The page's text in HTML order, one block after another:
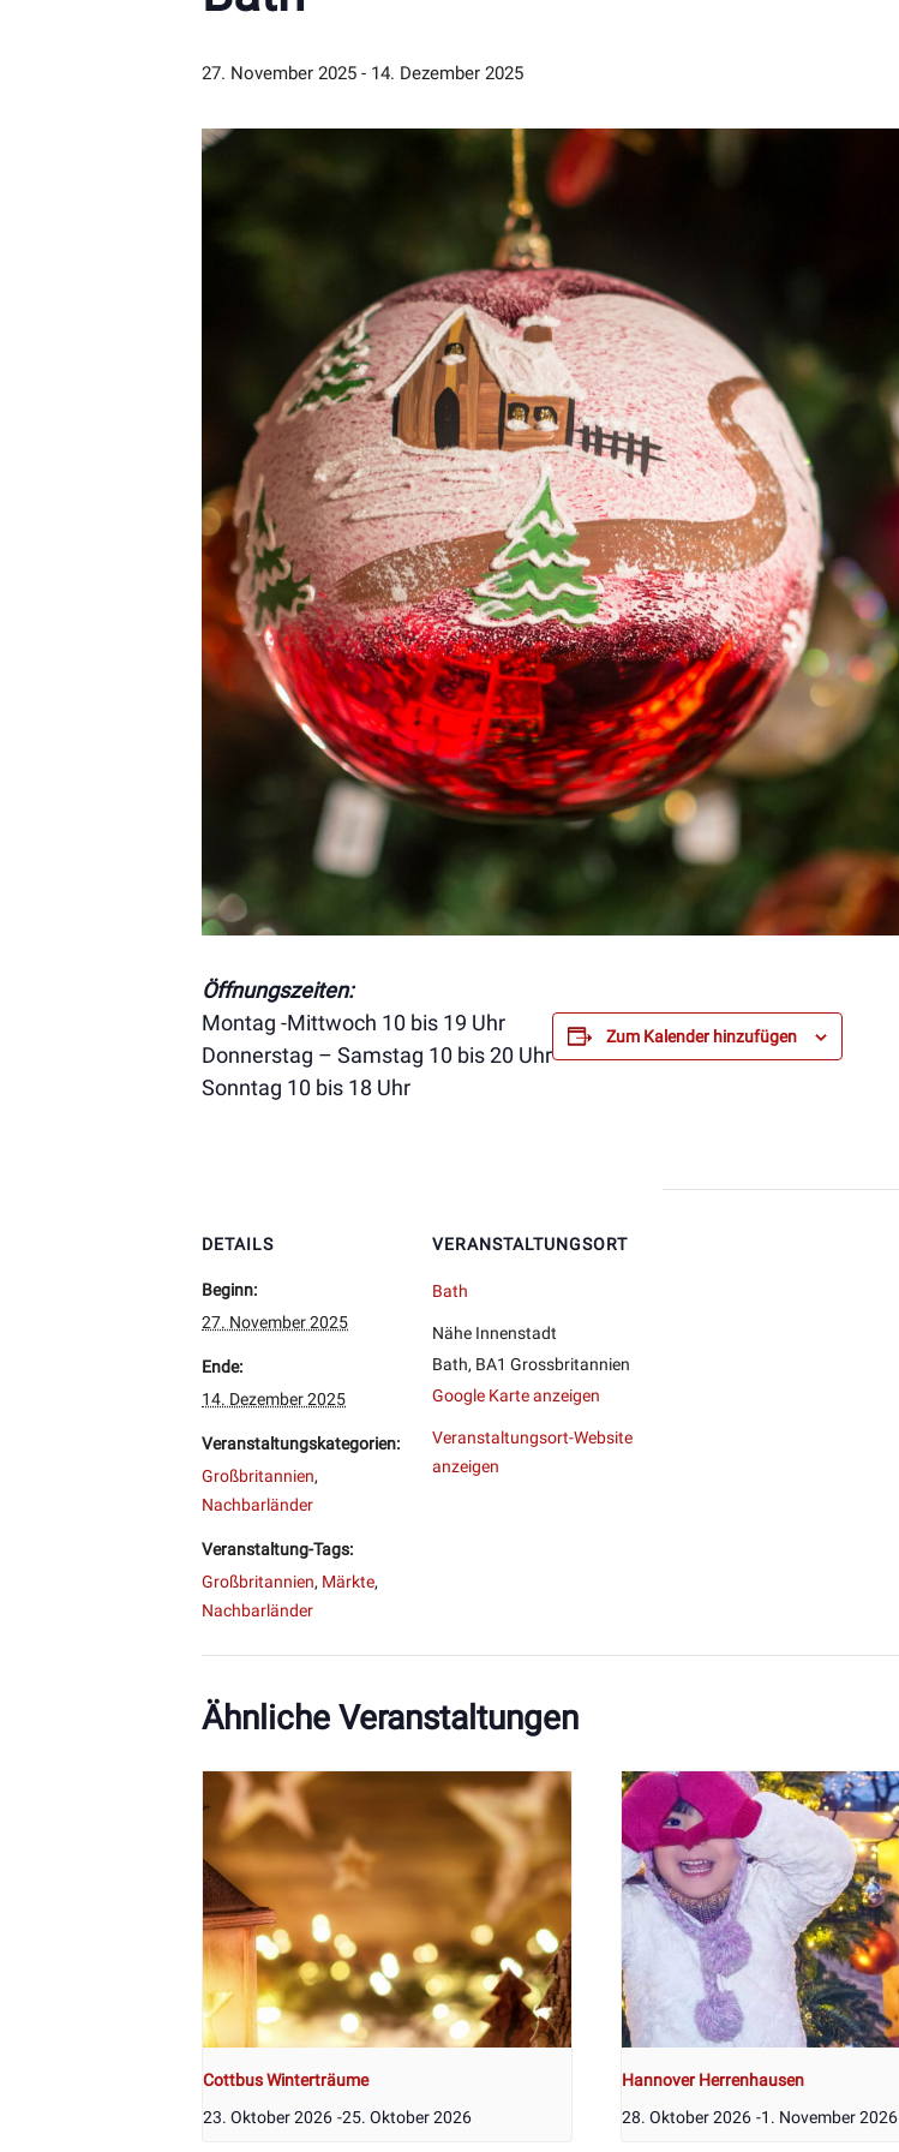
27. November 2025 - 14. Dezember 2025
Öffnungszeiten:
Montag -Mittwoch 10 bis 19 Uhr
Donnerstag – Samstag 10 bis 20 Uhr
Sonntag 10 bis 18 Uhr
Zum Kalender hinzufügen
DETAILS
Beginn:
27. November 2025
Ende:
14. Dezember 2025
Veranstaltungskategorien:
Großbritannien,
Nachbarländer
Veranstaltung-Tags:
Großbritannien, Märkte,
Nachbarländer
VERANSTALTUNGSORT
Bath
Nähe Innenstadt
Bath, BA1 Grossbritannien
Google Karte anzeigen
Veranstaltungsort-Website
anzeigen
Ähnliche Veranstaltungen
Cottbus Winterträume
23. Oktober 2026 -25. Oktober 2026
Hannover Herrenhausen
28. Oktober 2026 -1. November 2026